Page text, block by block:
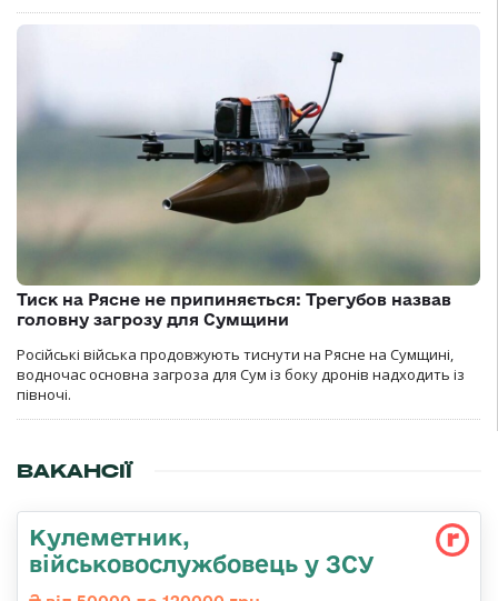
Тиск на Рясне не припиняється: Трегубов назвав
головну загрозу для Сумщини
Російські війська продовжують тиснути на Рясне на Сумщині,
водночас основна загроза для Сум із боку дронів надходить із
півночі.
ВАКАНСІЇ
Кулеметник,
військовослужбовець у ЗСУ